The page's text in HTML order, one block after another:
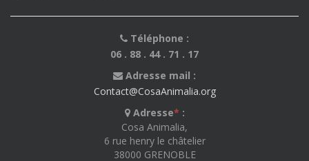
Téléphone :
06 . 88 . 44 . 71 . 17
Adresse mail :
Contact@CosaAnimalia.org
Adresse* :
Cosa Animalia,
6 rue henry le châtelier
38000 GRENOBLE